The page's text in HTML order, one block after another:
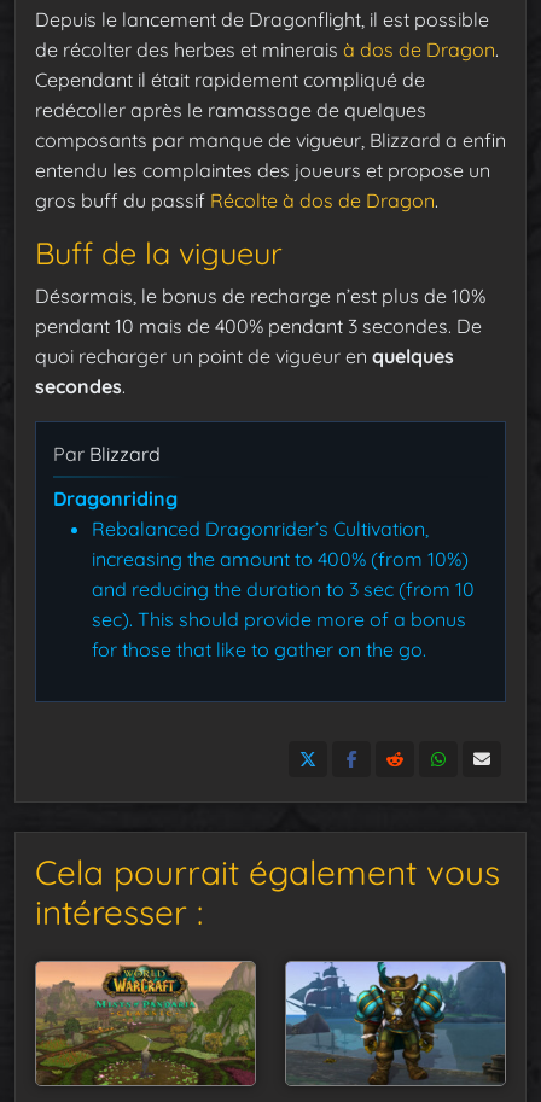
Depuis le lancement de Dragonflight, il est possible
de récolter des herbes et minerais à dos de Dragon.
Cependant il était rapidement compliqué de
redécoller après le ramassage de quelques
composants par manque de vigueur, Blizzard a enfin
entendu les complaintes des joueurs et propose un
gros buff du passif Récolte à dos de Dragon.
Buff de la vigueur
Désormais, le bonus de recharge n’est plus de 10%
pendant 10 mais de 400% pendant 3 secondes. De
quoi recharger un point de vigueur en quelques
secondes.
Par Blizzard
Dragonriding
Rebalanced Dragonrider’s Cultivation,
increasing the amount to 400% (from 10%)
and reducing the duration to 3 sec (from 10
sec). This should provide more of a bonus
for those that like to gather on the go.
Cela pourrait également vous
intéresser :